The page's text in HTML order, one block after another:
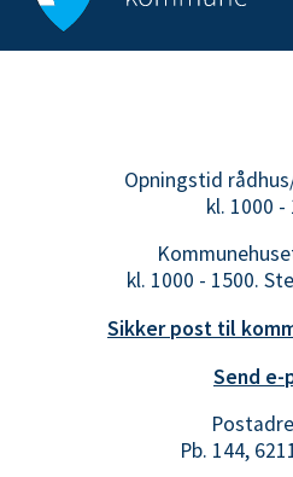
Opningstid
kl. 1000 -
kl. 1000 - 1500.
Sikker post til
Send e-
Pb. 144,